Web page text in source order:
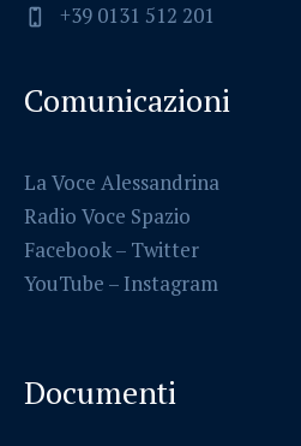
+39 0131 512 201
Comunicazioni
La Voce Alessandrina
Radio Voce Spazio
Facebook– Twitter
YouTube – Instagram
Documenti